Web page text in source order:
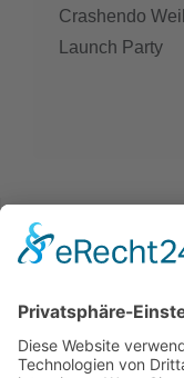
Suchen
Suchbegriff
Crashendo
Launch Party